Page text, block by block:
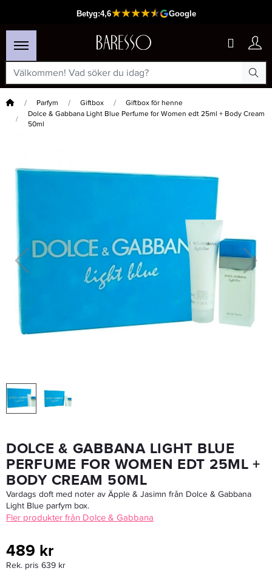
Hem Parfym Giftbox
Giftbox för henne
Dolce & Gabbana Light Blue Perfume for Women edt 25ml + Body Cream
50ml
Goldwell Dualsenses Rich Repair Restoring Duo 1000ml
Rek. pris 1 668 kr 599 kr
DOLCE & GABBANA LIGHT BLUE
PERFUME FOR WOMEN EDT 25ML +
BODY CREAM 50ML
Vardags doft med noter av Äpple & Jasimn från Dolce & Gabbana
Light Blue parfym box.
Fler produkter från Dolce & Gabbana
489 kr
Rek. pris 639 kr